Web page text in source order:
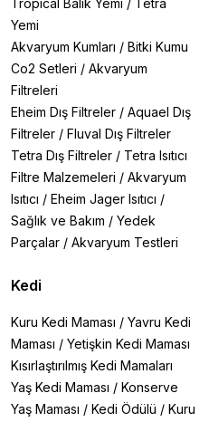
Tropical Balık Yemi / Tetra
Yemi
Akvaryum Kumları / Bitki Kumu
Co2 Setleri / Akvaryum
Filtreleri
Eheim Dış Filtreler / Aquael Dış
Filtreler / Fluval Dış Filtreler
Tetra Dış Filtreler / Tetra Isıtıcı
Filtre Malzemeleri / Akvaryum
Isıtıcı / Eheim Jager Isıtıcı /
Sağlık ve Bakım / Yedek
Parçalar / Akvaryum Testleri
Kedi
Kuru Kedi Maması / Yavru Kedi
Maması / Yetişkin Kedi Maması
Kısırlaştırılmış Kedi Mamaları
Yaş Kedi Maması / Konserve
Yaş Maması / Kedi Ödülü / Kuru